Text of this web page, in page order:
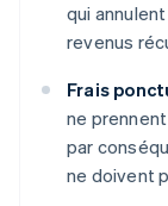
qui
revenus
Frais
ne
par
ne doivent